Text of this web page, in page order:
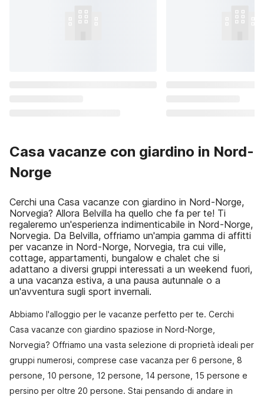
Casa vacanze con giardino in Nord-
Norge
Cerchi una Casa vacanze con giardino in Nord-Norge,
Norvegia? Allora Belvilla ha quello che fa per te! Ti
regaleremo un'esperienza indimenticabile in Nord-Norge,
Norvegia. Da Belvilla, offriamo un'ampia gamma di affitti
per vacanze in Nord-Norge, Norvegia, tra cui ville,
cottage, appartamenti, bungalow e chalet che si
adattano a diversi gruppi interessati a un weekend fuori,
a una vacanza estiva, a una pausa autunnale o a
un'avventura sugli sport invernali.
Abbiamo l'alloggio per le vacanze perfetto per te. Cerchi
Casa vacanze con giardino spaziose in Nord-Norge,
Norvegia? Offriamo una vasta selezione di proprietà ideali per
gruppi numerosi, comprese case vacanza per 6 persone, 8
persone, 10 persone, 12 persone, 14 persone, 15 persone e
persino per oltre 20 persone. Stai pensando di andare in